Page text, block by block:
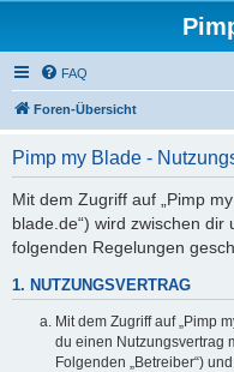
FAQ
Foren-Übersicht
Pimp my Blade -
Mit dem Zugriff auf „Pimp
blade.de“) wird zwischen
folgenden Regelungen
1. NUTZUNGSVERTRAG
Mit dem Zugriff auf „Pimp
du einen Nutzungsvertrag
Folgenden „Betreiber“)